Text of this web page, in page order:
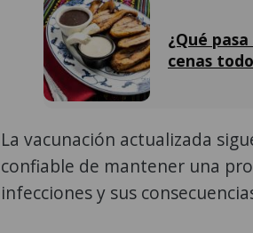
¿Qué
cenas
La vacunación actualizada
confiable de mantener una
infecciones y sus